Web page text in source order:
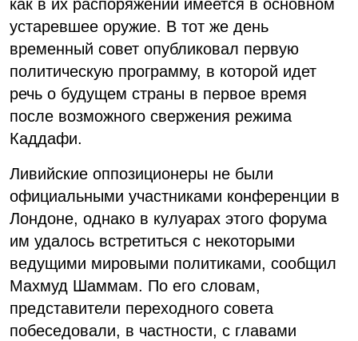
как в их распоряжении имеется в основном
устаревшее оружие. В тот же день
временный совет опубликовал первую
политическую программу, в которой идет
речь о будущем страны в первое время
после возможного свержения режима
Каддафи.
Ливийские оппозиционеры не были
официальными участниками конференции в
Лондоне, однако в кулуарах этого форума
им удалось встретиться с некоторыми
ведущими мировыми политиками, сообщил
Махмуд Шаммам. По его словам,
представители переходного совета
побеседовали, в частности, с главами